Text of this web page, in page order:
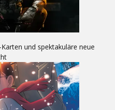
und spektakuläre neue